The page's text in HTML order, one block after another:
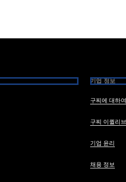
기업 정보
구찌에 대하여
구찌 이퀼리
기업 윤리
채용 정보